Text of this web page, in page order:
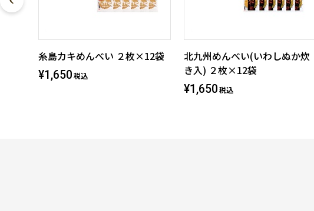
糸島カキめんべい ２枚×12袋
¥1,650 税込
北九州めんべい(いわしぬか炊
き入) ２枚×12袋
¥1,650 税込